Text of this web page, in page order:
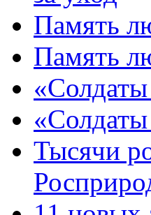
Память
Память
Тысячи